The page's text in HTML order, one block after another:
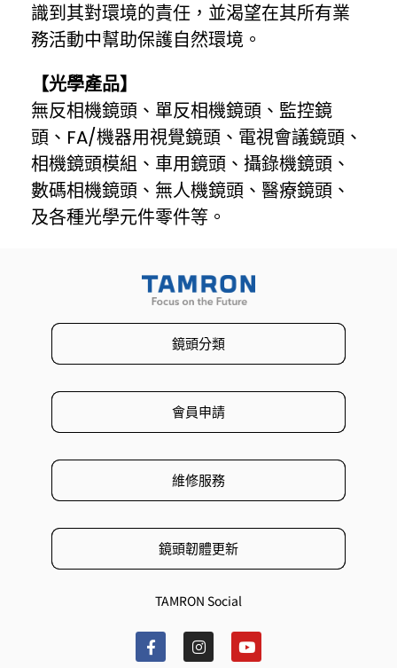
識到其對環境的責任，並渴望在其所有業
務活動中幫助保護自然環境。
【光學產品】
無反相機鏡頭、單反相機鏡頭、監控鏡
頭、FA/機器用視覺鏡頭、電視會議鏡頭、
相機鏡頭模組、車用鏡頭、攝錄機鏡頭、
數碼相機鏡頭、無人機鏡頭、醫療鏡頭、
及各種光學元件零件等。
鏡頭分類
會員申請
維修服務
鏡頭韌體更新
TAMRON Social